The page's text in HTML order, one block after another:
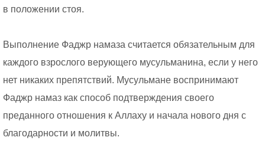
в положении стоя.
Выполнение Фаджр намаза считается обязательным для
каждого взрослого верующего мусульманина, если у него
нет никаких препятствий. Мусульмане воспринимают
Фаджр намаз как способ подтверждения своего
преданного отношения к Аллаху и начала нового дня с
благодарности и молитвы.